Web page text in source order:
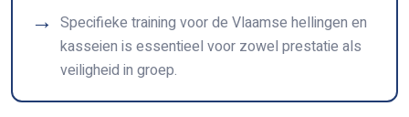
Specifieke training voor de Vlaamse hellingen en
kasseien is essentieel voor zowel prestatie als
veiligheid in groep.